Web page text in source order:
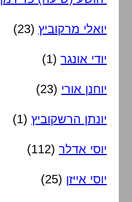
יואלי מרקוביץ (23)
יודי אונגר (1)
יוחנן אורי (23)
יונתן הרשקוביץ (1)
יוסי אדלר (112)
יוסי אייזן (25)